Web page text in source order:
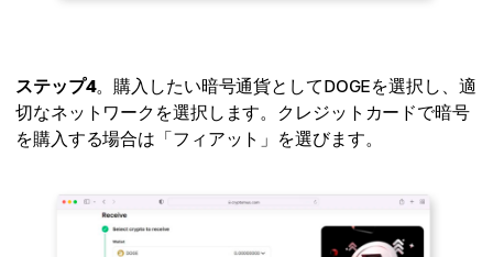
ステップ4。購入したい暗号通貨としてDOGEを選択し、適
切なネットワークを選択します。クレジットカードで暗号
を購入する場合は「フィアット」を選びます。